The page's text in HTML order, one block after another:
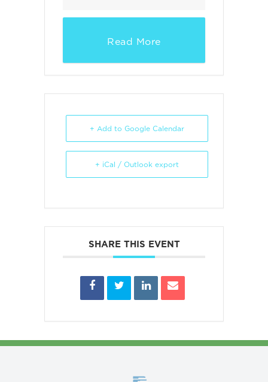
Read More
+ Add to Google Calendar
+ iCal / Outlook export
SHARE THIS EVENT